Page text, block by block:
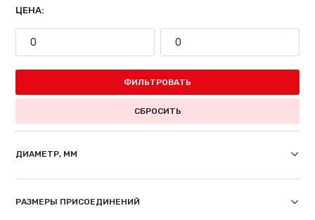
ЦЕНА:
ФИЛЬТРОВАТЬ
СБРОСИТЬ
ДИАМЕТР, ММ
РАЗМЕРЫ ПРИСОЕДИНЕНИЙ